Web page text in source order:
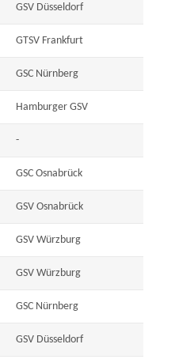
GSV Düsseldorf
GTSV Frankfurt
GSC Nürnberg
Hamburger GSV
-
GSC Osnabrück
GSV Osnabrück
GSV Würzburg
GSV Würzburg
GSC Nürnberg
GSV Düsseldorf